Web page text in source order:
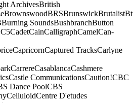
ArchivesBritish
BrownswoodBRSBrunswickBrutalist
Burning SoundsBushbranchButton
C5CadetCainCalligraphCamelCan-
CapricornCaptured TracksCarlyne
CarrereCasablancaCashmere
Castle CommunicationsCaution!CBC
Dance PoolCBS
CelluloidCentre D'etudes